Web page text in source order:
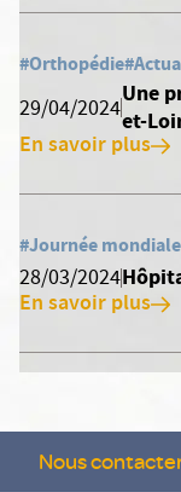
#Orthopédie
29/04/2024
Une
et-
En savoir plus
#Journée mondiale
28/03/2024
En savoir plus
Nous